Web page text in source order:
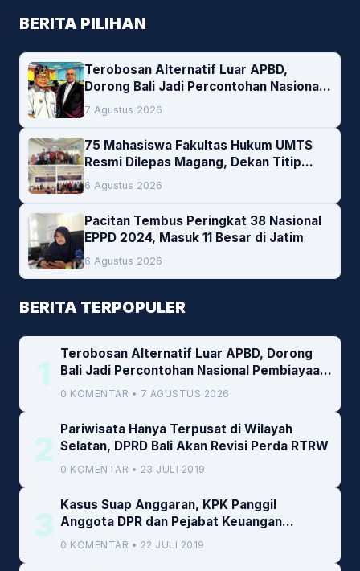
BERITA PILIHAN
Terobosan Alternatif Luar APBD,
Dorong Bali Jadi Percontohan Nasional
Pembiayaan Daerah
7 Agustus 2026
75 Mahasiswa Fakultas Hukum UMTS
Resmi Dilepas Magang, Dekan Titip
Empat Pesan Penting
6 Agustus 2026
Pacitan Tembus Peringkat 38 Nasional
EPPD 2024, Masuk 11 Besar di Jatim
6 Agustus 2026
BERITA TERPOPULER
1
Terobosan Alternatif Luar APBD, Dorong
Bali Jadi Percontohan Nasional Pembiayaan
Daerah
0 KOMENTAR • 7 AGUSTUS 2026
2
Pariwisata Hanya Terpusat di Wilayah
Selatan, DPRD Bali Akan Revisi Perda RTRW
0 KOMENTAR • 23 JULI 2019
3
Kasus Suap Anggaran, KPK Panggil
Anggota DPR dan Pejabat Keuangan
Kemenkeu
0 KOMENTAR • 22 JULI 2019